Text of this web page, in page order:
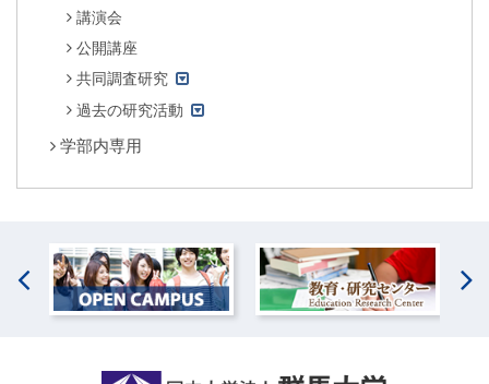
講演会
公開講座
共同調査研究
過去の研究活動
学部内専用